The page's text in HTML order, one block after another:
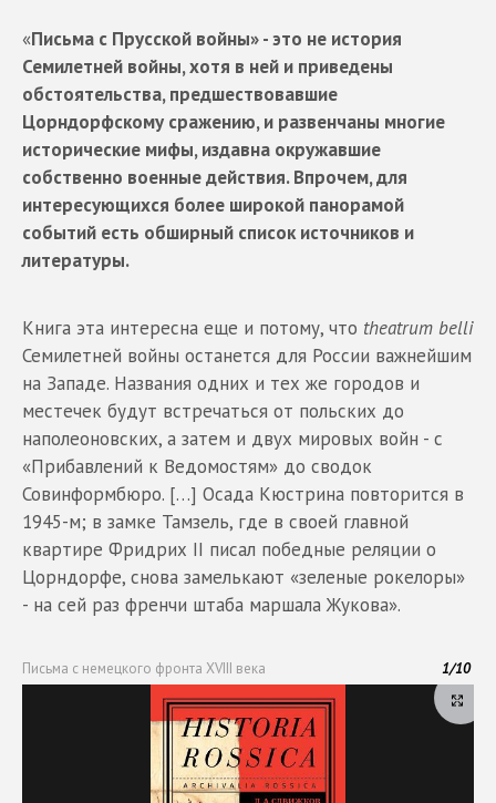
«Письма с Прусской войны» - это не история
Семилетней войны, хотя в ней и приведены
обстоятельства, предшествовавшие
Цорндорфскому сражению, и развенчаны многие
исторические мифы, издавна окружавшие
собственно военные действия. Впрочем, для
интересующихся более широкой панорамой
событий есть обширный список источников и
литературы.
Книга эта интересна еще и потому, что theatrum belli
Семилетней войны останется для России важнейшим
на Западе. Названия одних и тех же городов и
местечек будут встречаться от польских до
наполеоновских, а затем и двух мировых войн - с
«Прибавлений к Ведомостям» до сводок
Совинформбюро. […] Осада Кюстрина повторится в
1945-м; в замке Тамзель, где в своей главной
квартире Фридрих II писал победные реляции о
Цорндорфе, снова замелькают «зеленые рокелоры»
- на сей раз френчи штаба маршала Жукова».
Письма с немецкого фронта XVIII века 1/10